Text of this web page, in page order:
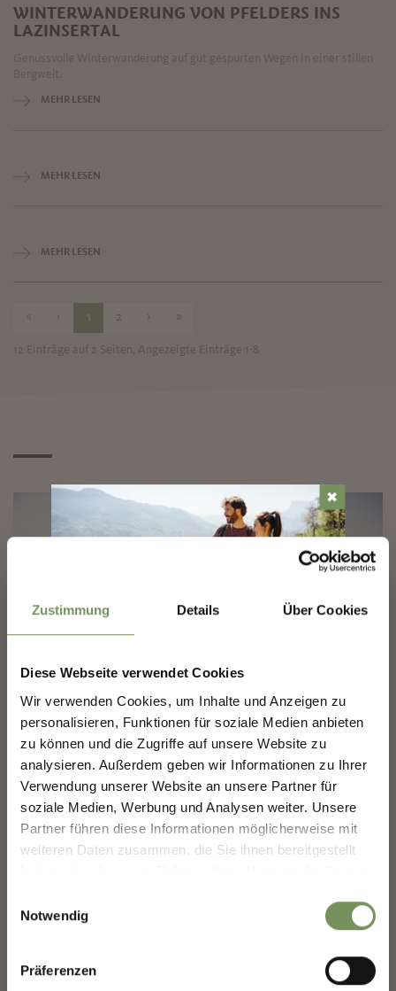
Zustimmung Details Über Cookies
Diese Webseite verwendet Cookies
Wir verwenden Cookies, um Inhalte und Anzeigen zu
personalisieren, Funktionen für soziale Medien anbieten
zu können und die Zugriffe auf unsere Website zu
analysieren. Außerdem geben wir Informationen zu Ihrer
Verwendung unserer Website an unsere Partner für
soziale Medien, Werbung und Analysen weiter. Unsere
Partner führen diese Informationen möglicherweise mit
weiteren Daten zusammen, die Sie ihnen bereitgestellt
Notwendig
Präferenzen
WINTERWANDERUNG VON PFELDERS INS
LAZINSERTAL
MEHR LESEN
MEHR LESEN
MEHR LESEN
1 2 › »
12 Einträge auf 2 Seiten, Angezeigte Einträge 1-8
SKITOUREN IN MERAN
SKIGEBIETE IN DER
UNTERKÜNFTE SUCHEN
& BUCHEN
BUCHEN SIE IHREN URLAUB IN
MARLING
✖
Entdecke das Beste von Marling!
Melde dich jetzt für unseren Newsletter an und sei
der Erste, der über exklusive Angebote, besondere
Veranstaltungen und versteckte Tipps für den
nächsten Besuch in Marling informiert wird!
👉 Jetzt anmelden unddeinen Urlaub in Marling
noch schöner machen!